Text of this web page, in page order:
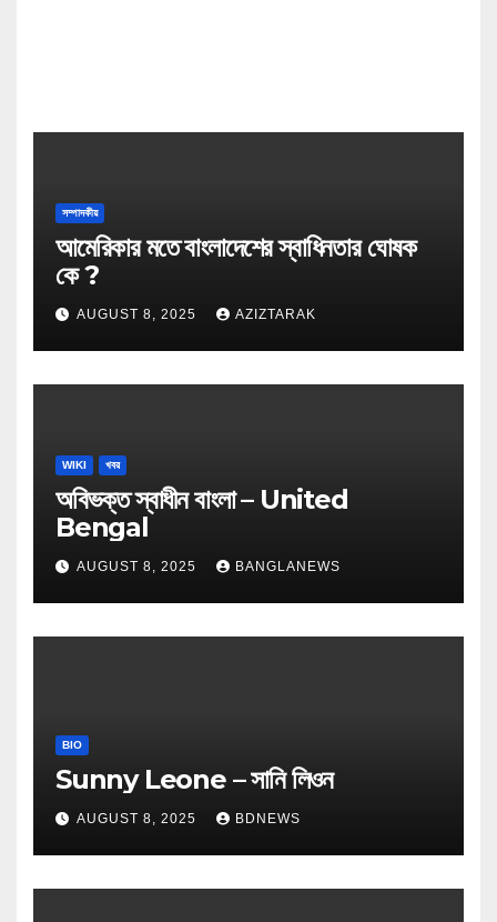
সম্পাদকীয়
আমেরিকার মতে বাংলাদেশের স্বাধিনতার ঘোষক
কে ?
AUGUST 8, 2025 AZIZTARAK
WIKI খবর
অবিভক্ত স্বাধীন বাংলা – United
Bengal
AUGUST 8, 2025 BANGLANEWS
BIO
Sunny Leone – সানি লিওন
AUGUST 8, 2025 BDNEWS